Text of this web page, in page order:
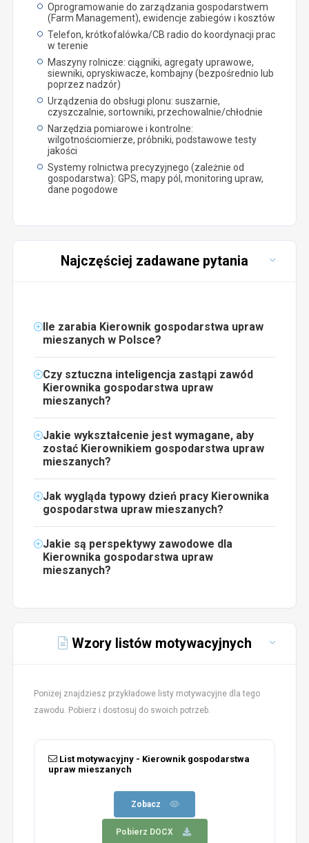
Oprogramowanie do zarządzania gospodarstwem
(Farm Management), ewidencje zabiegów i kosztów
Telefon, krótkofalówka/CB radio do koordynacji prac
w terenie
Maszyny rolnicze: ciągniki, agregaty uprawowe,
siewniki, opryskiwacze, kombajny (bezpośrednio lub
poprzez nadzór)
Urządzenia do obsługi plonu: suszarnie,
czyszczalnie, sortowniki, przechowalnie/chłodnie
Narzędzia pomiarowe i kontrolne:
wilgotnościomierze, próbniki, podstawowe testy
jakości
Systemy rolnictwa precyzyjnego (zależnie od
gospodarstwa): GPS, mapy pól, monitoring upraw,
dane pogodowe
Najczęściej zadawane pytania
Ile zarabia Kierownik gospodarstwa upraw
mieszanych w Polsce?
Czy sztuczna inteligencja zastąpi zawód
Kierownika gospodarstwa upraw
mieszanych?
Jakie wykształcenie jest wymagane, aby
zostać Kierownikiem gospodarstwa upraw
mieszanych?
Jak wygląda typowy dzień pracy Kierownika
gospodarstwa upraw mieszanych?
Jakie są perspektywy zawodowe dla
Kierownika gospodarstwa upraw
mieszanych?
Wzory listów motywacyjnych
Poniżej znajdziesz przykładowe listy motywacyjne dla tego
zawodu. Pobierz i dostosuj do swoich potrzeb.
List motywacyjny - Kierownik gospodarstwa
upraw mieszanych
Zobacz
Pobierz DOCX